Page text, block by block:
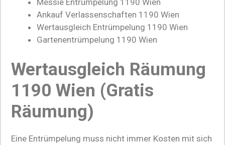
Messie Entrümpelung 1190 Wien
Ankauf Verlassenschaften 1190 Wien
Wertausgleich Entrümpelung 1190 Wien
Gartenentrümpelung 1190 Wien
Wertausgleich Räumung
1190 Wien (Gratis
Räumung)
Eine Entrümpelung muss nicht immer Kosten mit sich